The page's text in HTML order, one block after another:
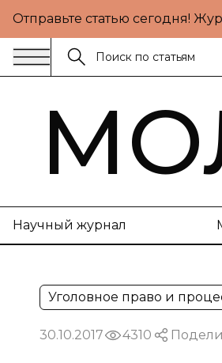
Отправьте статью сегодня!
Научный журнал
Уголовное право и
30.10.2017 4310